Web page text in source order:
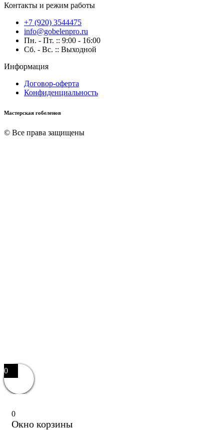
Контакты и режим работы
+7 (920) 3544475
info@gobelenpro.ru
Пн. - Пт. :: 9:00 - 16:00
Сб. - Вс. :: Выходной
Информация
Договор-оферта
Конфиденциальность
Мастерская гобеленов
© Все права защищены
0
0
Окно корзины